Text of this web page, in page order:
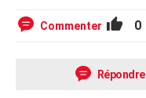
Commenter 0
Répondre